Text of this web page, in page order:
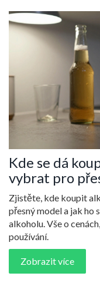
Kde se dá
vybrat pro
Zjistěte, kde koupit
přesný model a jak
alkoholu. Vše o
používání.
Zobrazit více